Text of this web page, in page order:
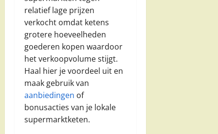
relatief lage prijzen
verkocht omdat ketens
grotere hoeveelheden
goederen kopen waardoor
het verkoopvolume stijgt.
Haal hier je voordeel uit en
maak gebruik van
aanbiedingen of
bonusacties van je lokale
supermarktketen.